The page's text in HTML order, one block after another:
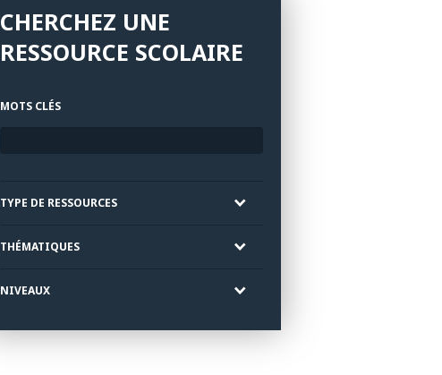
CHERCHEZ UNE
RESSOURCE SCOLAIRE
MOTS CLÉS
TYPE DE RESSOURCES
THÉMATIQUES
NIVEAUX